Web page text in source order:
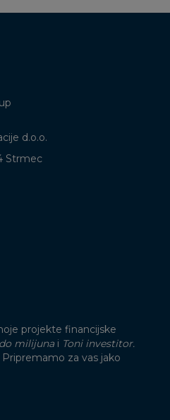
d.o.o.
Strmec
projekte financijske
milijuna i Toni investitor.
za vas jako